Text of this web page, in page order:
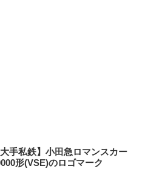
大手私鉄】小田急ロマンスカー
形(VSE)のロゴマーク